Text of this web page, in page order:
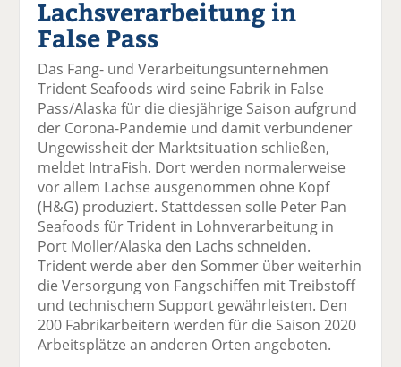
el
a
F
ac
e
b
o
o
k
te
il
e
n
el
t
tt
er
n
Li
n
k
e
di
n
te
il
e
n
E
ai
l
er
se
n
d
n
n
Lachsverarbeitung in
False Pass
Das Fang- und Verarbeitungsunternehmen
Trident Seafoods wird seine Fabrik in False
Pass/Alaska für die diesjährige Saison aufgrund
der Corona-Pandemie und damit verbundener
Ungewissheit der Marktsituation schließen,
meldet IntraFish. Dort werden normalerweise
vor allem Lachse ausgenommen ohne Kopf
(H&G) produziert. Stattdessen solle Peter Pan
Seafoods für Trident in Lohnverarbeitung in
Port Moller/Alaska den Lachs schneiden.
Trident werde aber den Sommer über weiterhin
die Versorgung von Fangschiffen mit Treibstoff
und technischem Support gewährleisten. Den
200 Fabrikarbeitern werden für die Saison 2020
Arbeitsplätze an anderen Orten angeboten.